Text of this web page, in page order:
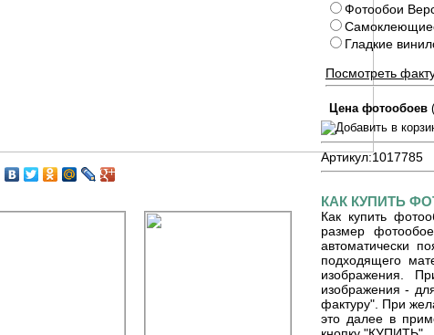
Фотообои
Гладкие
Посмотреть
Цена фотообоев
Артикул:1017785
КАК КУПИТЬ
Как купить
размер
автоматически
подходящего
изображения.
изображения -
фактуру". При
это далее в